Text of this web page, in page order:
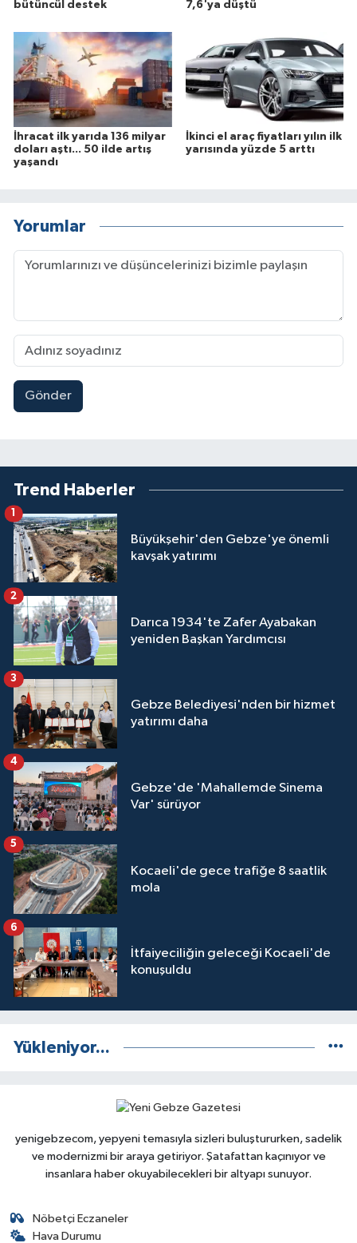
bütüncül destek 7,6'ya düştü
İhracat ilk yarıda 136 milyar
doları aştı... 50 ilde artış
yaşandı
İkinci el araç fiyatları yılın ilk
yarısında yüzde 5 arttı
Yorumlar
Gönder
Trend Haberler
Büyükşehir'den Gebze'ye önemli
kavşak yatırımı
1
Darıca 1934'te Zafer Ayabakan
yeniden Başkan Yardımcısı
2
Gebze Belediyesi'nden bir hizmet
yatırımı daha
3
Gebze'de 'Mahallemde Sinema
Var' sürüyor
4
Kocaeli'de gece trafiğe 8 saatlik
mola
5
İtfaiyeciliğin geleceği Kocaeli'de
konuşuldu
6
Yükleniyor...
yenigebzecom, yepyeni temasıyla sizleri buluştururken, sadelik
ve modernizmi bir araya getiriyor. Şatafattan kaçınıyor ve
insanlara haber okuyabilecekleri bir altyapı sunuyor.
Nöbetçi Eczaneler
Hava Durumu